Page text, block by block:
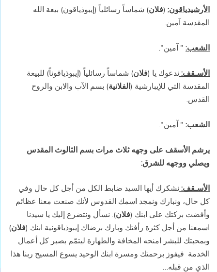
الأرشيدياقون: (فلان) شماساً رسائلياً (إيبوذياقون) بيعة الله
المقدسة آمين.
الشعب: " آمين".
الأسـقف: ندعوك يا (فلان) شماساً رسائلياً (إيبوذياقوناً) للبيعة
المقدسة التي للإيبارشية (الفلانية) بسم الآب والابن والروح
القدس.
الشعب: " آمين".
يرشم الأسقف على وجهه ثلاث مرات بسم الثالوث المقدس
ويصلي ووجهه للشرق:
الأسـقف: نشكرك أيها السيد ضابط الكل من أجل كل حال وفي
كل حال، ونبارك ونمجد اسمك القدوس لأنك صنعت معنا عظائم
وأفضت بركتك على ابنك (فلان). نسأل ونتضرع إليك يا سيدنا
اسمعنا من أجل كثرة رأفتك وبارك برضاك إيبوذياقونية ابنك (فلان)
وبمحبتك للبشر امنحه المخافة والطهارة ليتمّم بصبر كل أعمال
الخدمة فيفوز برحمتك ومسرة ابنك الوحيد يسوع المسيح ربنا هذا
الذي من قبله…